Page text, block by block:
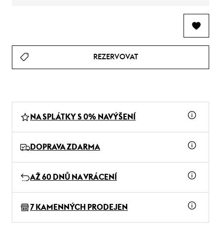
REZERVOVAT
NA SPLÁTKY S 0% NAVÝŠENÍ
DOPRAVA ZDARMA
AŽ 60 DNŮ NA VRÁCENÍ
7 KAMENNÝCH PRODEJEN